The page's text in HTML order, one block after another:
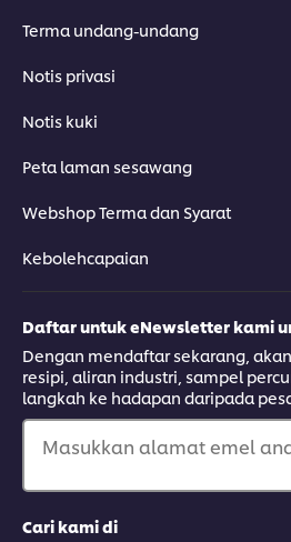
Terma undang-undang
Notis privasi
Notis kuki
Peta laman sesawang
Webshop Terma dan Syarat
Kebolehcapaian
Daftar untuk eNewsletter kami
Dengan mendaftar sekarang,
resipi, aliran industri, sampel
langkah ke hadapan daripada
Masukkan alamat emel
Cari kami di